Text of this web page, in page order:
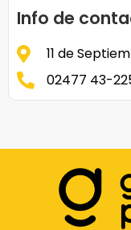
Info de
11 de
02477 43-